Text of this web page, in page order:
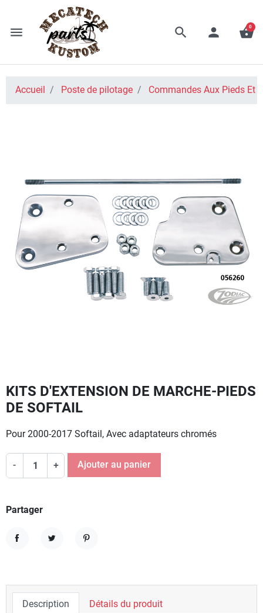
menu search person shopping_basket
0
Accueil Poste de pilotage Commandes Aux Pieds Et
KITS D'EXTENSION DE MARCHE-PIEDS
DE SOFTAIL
Pour 2000-2017 Softail, Avec adaptateurs chromés
- + Ajouter au panier
Partager
Description Détails du produit